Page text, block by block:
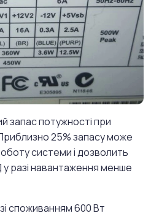
запас потужності при
25% запасу може
системи і дозволить
разі навантаження менше
споживанням 600 Вт